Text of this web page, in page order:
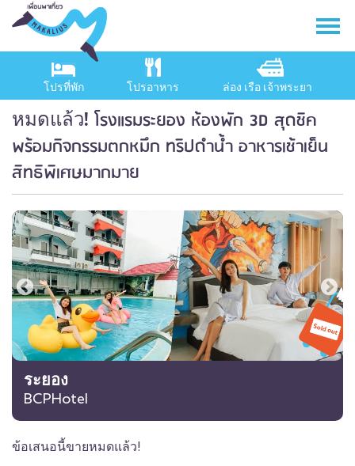
โปรที่พัก โปรอาหาร ล่อง เรือ เจ้าพระยา
หมดแล้ว! โรงแรมระยอง ห้องพัก 3D สุดชิค
พร้อมกิจกรรมตกหมึก ทริปดำน้ำ อาหารเช้าเย็น
สิทธิพิเศษมากมาย
ระยอง
BCPHotel
ข้อเสนอนี้ขายหมดแล้ว!